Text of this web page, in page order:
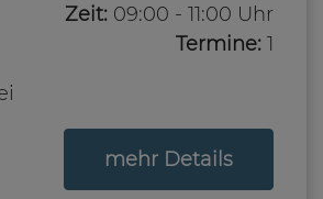
Zeit: 09:00 - 11:00 Uhr
Termine: 1
mehr Detailszum